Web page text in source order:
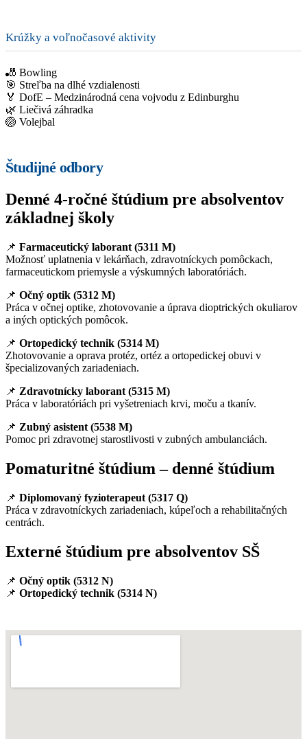
Krúžky a voľnočasové aktivity
🎳 Bowling
🎯 Streľba na dlhé vzdialenosti
🏅 DofE – Medzinárodná cena vojvodu z Edinburghu
🌿 Liečivá záhradka
🏐 Volejbal
Študijné odbory
Denné 4-ročné štúdium pre absolventov
základnej školy
📌 Farmaceutický laborant (5311 M)
Možnosť uplatnenia v lekárňach, zdravotníckych pomôckach,
farmaceutickom priemysle a výskumných laboratóriách.
📌 Očný optik (5312 M)
Práca v očnej optike, zhotovovanie a úprava dioptrických okuliarov
a iných optických pomôcok.
📌 Ortopedický technik (5314 M)
Zhotovovanie a oprava protéz, ortéz a ortopedickej obuvi v
špecializovaných zariadeniach.
📌 Zdravotnícky laborant (5315 M)
Práca v laboratóriách pri vyšetreniach krvi, moču a tkanív.
📌 Zubný asistent (5538 M)
Pomoc pri zdravotnej starostlivosti v zubných ambulanciách.
Pomaturitné štúdium – denné štúdium
📌 Diplomovaný fyzioterapeut (5317 Q)
Práca v zdravotníckych zariadeniach, kúpeľoch a rehabilitačných
centrách.
Externé štúdium pre absolventov SŠ
📌 Očný optik (5312 N)
📌 Ortopedický technik (5314 N)